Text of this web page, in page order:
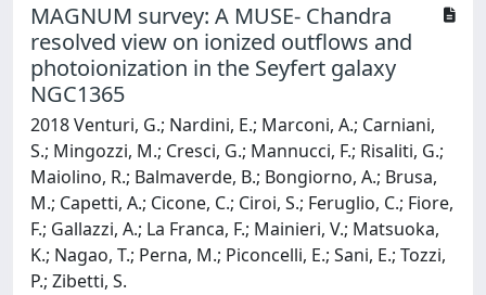
MAGNUM survey: A MUSE- Chandra
resolved view on ionized outflows and
photoionization in the Seyfert galaxy
NGC1365
2018 Venturi, G.; Nardini, E.; Marconi, A.; Carniani,
S.; Mingozzi, M.; Cresci, G.; Mannucci, F.; Risaliti, G.;
Maiolino, R.; Balmaverde, B.; Bongiorno, A.; Brusa,
M.; Capetti, A.; Cicone, C.; Ciroi, S.; Feruglio, C.; Fiore,
F.; Gallazzi, A.; La Franca, F.; Mainieri, V.; Matsuoka,
K.; Nagao, T.; Perna, M.; Piconcelli, E.; Sani, E.; Tozzi,
P.; Zibetti, S.